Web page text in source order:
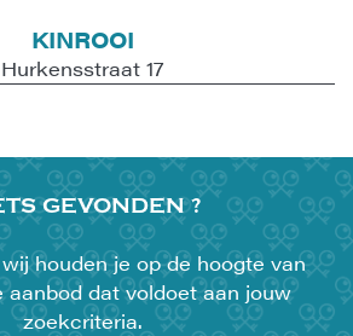
KINROOI
Hurkensstraat 17
GEVONDEN ?
houden je op de hoogte van
aanbod dat voldoet aan jouw
zoekcriteria.